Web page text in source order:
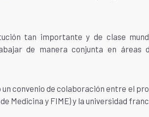
tan importante y de clase
de manera conjunta en áreas
convenio de colaboración entre el
Medicina y FIME) y la universidad